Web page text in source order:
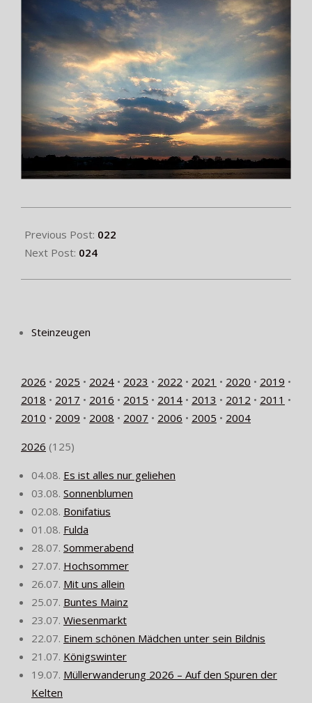
04-
23
Previous Post: 022
Next Post: 024
Steinzeugen
2026 • 2025 • 2024 • 2023 • 2022 • 2021 • 2020 • 2019 •
2018 • 2017 • 2016 • 2015 • 2014 • 2013 • 2012 • 2011 •
2010 • 2009 • 2008 • 2007 • 2006 • 2005 • 2004
2026 (125)
04.08. Es ist alles nur geliehen
03.08. Sonnenblumen
02.08. Bonifatius
01.08. Fulda
28.07. Sommerabend
27.07. Hochsommer
26.07. Mit uns allein
25.07. Buntes Mainz
23.07. Wiesenmarkt
22.07. Einem schönen Mädchen unter sein Bildnis
21.07. Königswinter
19.07. Müllerwanderung 2026 – Auf den Spuren der
Kelten